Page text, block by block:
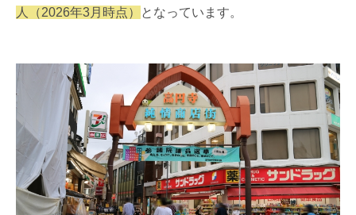
人（2026年3月時点）
となっています。